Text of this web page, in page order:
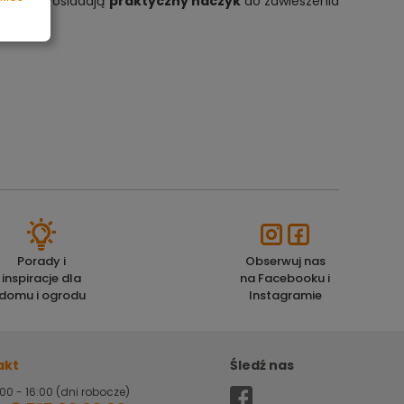
Porady i
inspiracje dla
domu i ogrodu
Obserwuj nas
na Facebooku i
Instagramie
- 16:00 (dni robocze)
Śledź nas